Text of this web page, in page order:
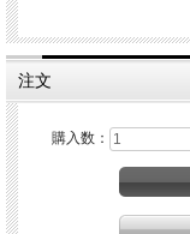
注文
購入数：